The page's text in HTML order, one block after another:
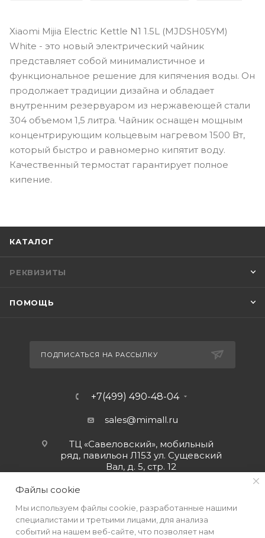
Xiaomi Mijia Electric Kettle N1 1.5L (MJDSH05YM)
White - это новый электрический чайник
представляет собой минималистичное и
функциональное решение для кипячения воды. Он
продолжает традиции дизайна и обладает
внутренним резервуаром из нержавеющей стали
304 объемом 1,5 литра. Чайник оснащен мощным
концентрирующим кольцевым нагревом 1500 Вт,
который быстро и равномерно кипятит воду.
Качественный термостат гарантирует полное
кипение.
КАТАЛОГ
РЕКВИЗИТЫ
ПОМОЩЬ
ПОДПИСАТЬСЯ НА РАССЫЛКУ
+7(499) 490-48-04
sales@mimall.ru
ТЦ «Савеловский», мобильный
ряд, павильон Л153 ул. Сущевский
Вал, д. 5, стр. 12
Файлы cookie
Мы используем файлы cookie, разработанные нашими
специалистами и третьими лицами, для анализа
событий на нашем веб-сайте, что позволяет нам